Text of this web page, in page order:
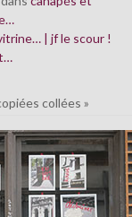
| jf le scour !
collées »